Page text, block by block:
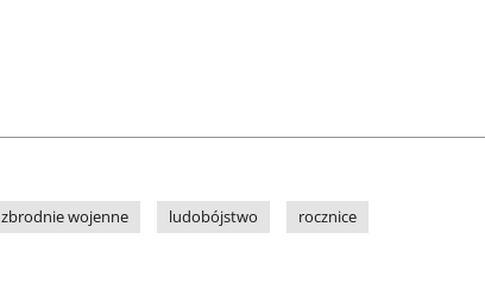
zbrodnie wojenne ludobójstwo rocznice